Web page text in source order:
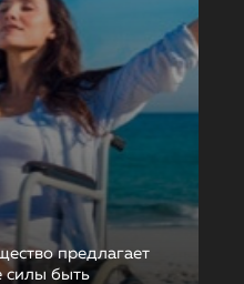
предлагает
силы быть